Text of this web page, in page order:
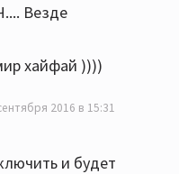
Везде
хайфай ))))
2016 в 15:31
и будет